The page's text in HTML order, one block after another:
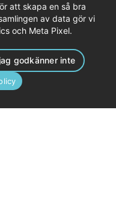
att skapa en så bra
av data gör vi
och Meta Pixel.
godkänner inte